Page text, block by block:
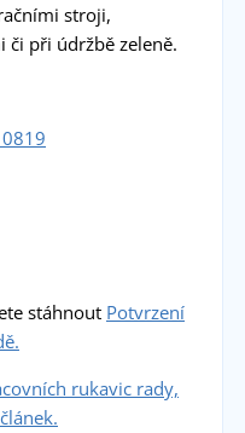
stroji,
při údržbě zeleně.
stáhnout Potvrzení
rukavic rady,